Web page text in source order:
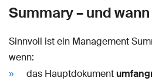
Summary – und
Sinnvoll ist ein Management
wenn:
das Hauptdokument